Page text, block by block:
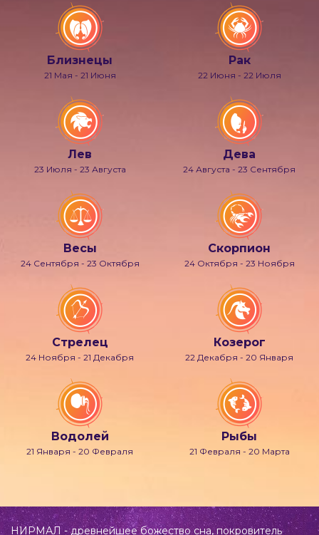
Близнецы
21 Мая - 21 Июня
Рак
22 Июня - 22 Июля
Лев
23 Июля - 23 Августа
Дева
24 Августа - 23 Сентября
Весы
24 Сентября - 23 Октября
Скорпион
24 Октября - 23 Ноября
Стрелец
24 Ноября - 21 Декабря
Козерог
22 Декабря - 20 Января
Водолей
21 Января - 20 Февраля
Рыбы
21 Февраля - 20 Марта
НИРМАЛ - древнейшее божество сна, покровитель